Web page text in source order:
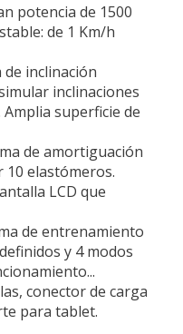
potencia de 1500
de 1 Km/h
inclinación
inclinaciones
Amplia superficie de
de amortiguación
elastómeros.
LCD que
de entrenamiento
y 4 modos
conector de carga
para tablet.